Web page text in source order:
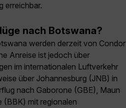
erreichbar.
nach Botswana?
werden derzeit von Condor
Anreise ist jedoch über
im internationalen Luftverkehr
über Johannesburg (JNB) in
nach Gaborone (GBE), Maun
(BBK) mit regionalen